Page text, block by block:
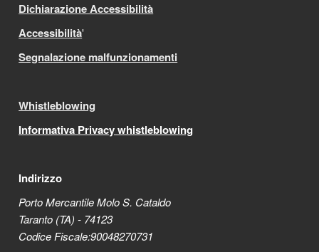
Dichiarazione Accessibilità
Accessibilità'
Segnalazione malfunzionamenti
Whistleblowing
Informativa Privacy whistleblowing
Indirizzo
Porto Mercantile Molo S. Cataldo
Taranto (TA) - 74123
Codice Fiscale:90048270731